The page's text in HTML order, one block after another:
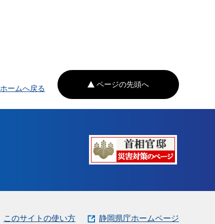
ページの先頭へ
ホームへ戻る
このサイトの使い方 静岡県庁ホームページ